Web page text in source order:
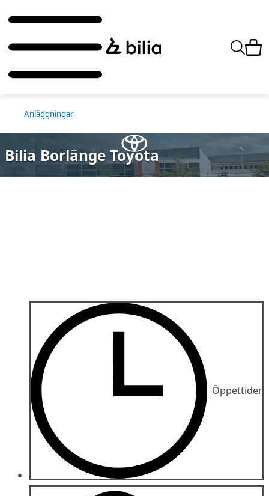
Anläggningar
Bilia Borlänge Toyota
Öppettider